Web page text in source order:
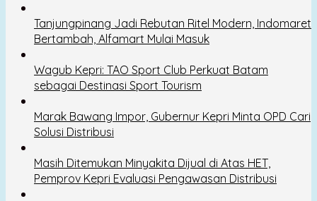
Tanjungpinang Jadi Rebutan Ritel Modern, Indomaret
Bertambah, Alfamart Mulai Masuk
Wagub Kepri: TAO Sport Club Perkuat Batam
sebagai Destinasi Sport Tourism
Marak Bawang Impor, Gubernur Kepri Minta OPD Cari
Solusi Distribusi
Masih Ditemukan Minyakita Dijual di Atas HET,
Pemprov Kepri Evaluasi Pengawasan Distribusi